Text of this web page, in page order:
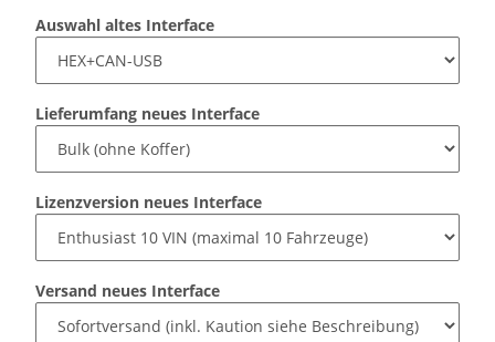
Auswahl altes Interface
Lieferumfang neues Interface
Lizenzversion neues Interface
Versand neues Interface